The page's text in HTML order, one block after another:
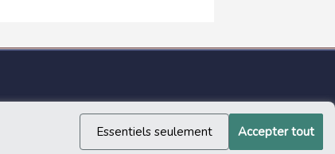
Essentiels seulement Accepter tout